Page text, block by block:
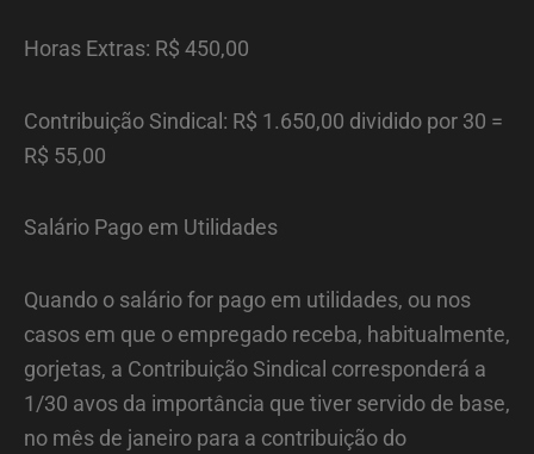
Horas Extras: R$ 450,00
Contribuição Sindical: R$ 1.650,00 dividido por 30 =
R$ 55,00
Salário Pago em Utilidades
Quando o salário for pago em utilidades, ou nos
casos em que o empregado receba, habitualmente,
gorjetas, a Contribuição Sindical corresponderá a
1/30 avos da importância que tiver servido de base,
no mês de janeiro para a contribuição do